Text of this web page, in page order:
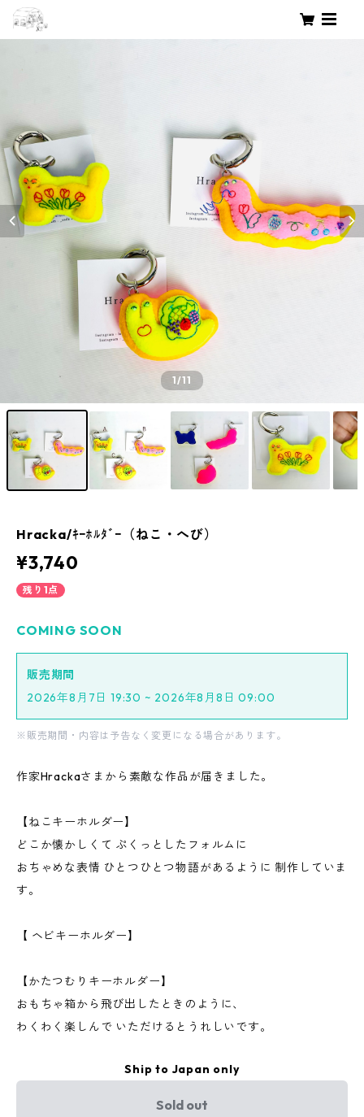
1/11
Hracka/ｷｰﾎﾙﾀﾞｰ（ねこ・へび）
¥3,740
残り1点
COMING SOON
販売期間
2026年8月7日 19:30 ~ 2026年8月8日 09:00
※販売期間・内容は予告なく変更になる場合があります。
作家Hrackaさまから素敵な作品が届きました。
【ねこキーホルダー】
どこか懐かしくて ぷくっとしたフォルムに
おちゃめな表情 ひとつひとつ物語があるように 制作していま
す。
【 ヘビキーホルダー】
【かたつむりキーホルダー】
おもちゃ箱から飛び出したときのように、
わくわく楽しんで いただけるとうれしいです。
Ship to Japan only
Sold out